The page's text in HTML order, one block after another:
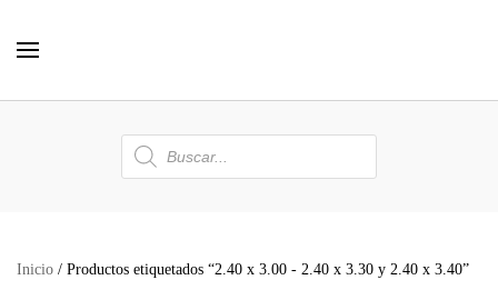
Búsqueda
de
productos
Inicio / Productos etiquetados “2.40 x 3.00 - 2.40 x 3.30 y 2.40 x 3.40”